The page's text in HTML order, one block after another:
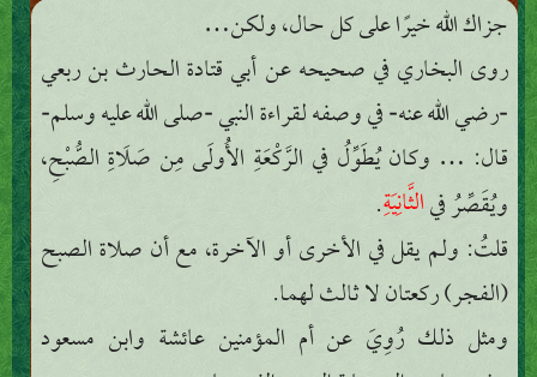
جزاك الله خيرًا على كل حال، ولكن…
روى البخاري في صحيحه عن أبي قتادة الحارث بن ربعي
-رضي الله عنه- في وصفه لقراءة النبي -صلى الله عليه وسلم-
قال: … وكان يُطَوِّلُ في الرَّكْعَةِ الأُولَى مِن صَلَاةِ الصُّبْحِ،
ويُقَصِّرُ فيالثَّانِيَةِ.
قلتُ: ولم يقل في الأخرى أو الآخرة، مع أن صلاة الصبح
(الفجر) ركعتان لا ثالث لهما.
ومثل ذلك رُوِيَ عن أم المؤمنين عائشة وابن مسعود